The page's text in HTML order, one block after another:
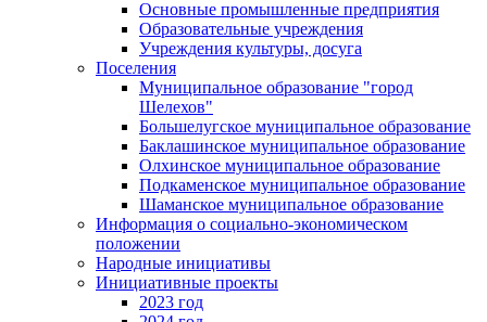
Основные промышленные предприятия
Образовательные учреждения
Учреждения культуры, досуга
Поселения
Муниципальное образование "город
Шелехов"
Большелугское муниципальное образование
Баклашинское муниципальное образование
Олхинское муниципальное образование
Подкаменское муниципальное образование
Шаманское муниципальное образование
Информация о социально-экономическом
положении
Народные инициативы
Инициативные проекты
2023 год